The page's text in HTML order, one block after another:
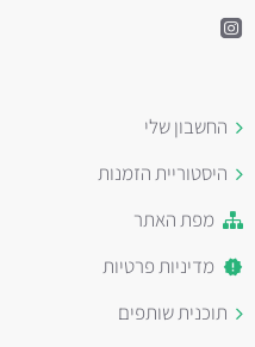
החשבון שלי
היסטוריית הזמנות
מפת האתר
מדיניות פרטיות
תוכנית שותפים